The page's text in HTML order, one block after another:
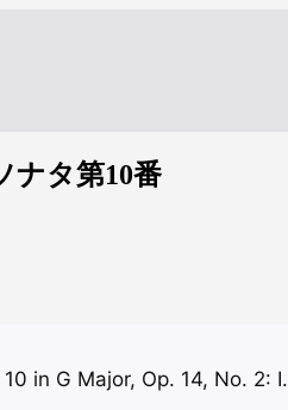
ナタ第10番